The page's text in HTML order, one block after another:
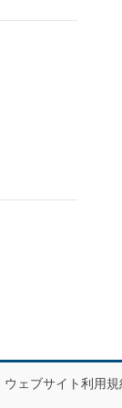
ウェブサイト利用規